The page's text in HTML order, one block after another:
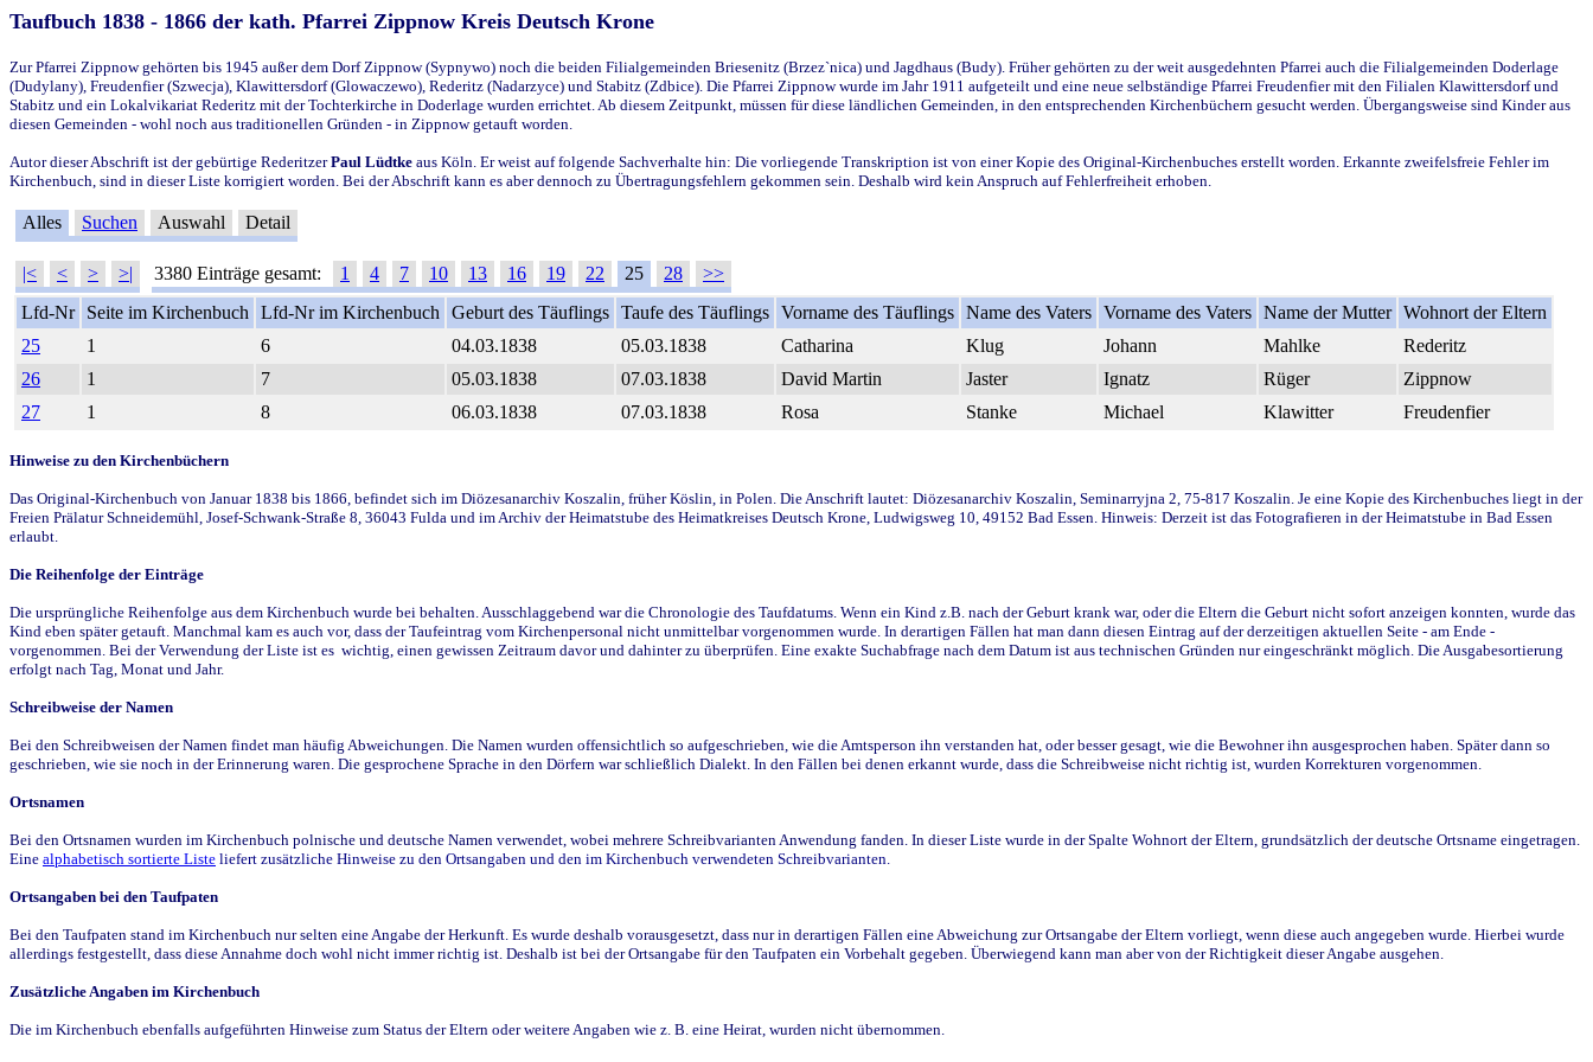
Taufbuch 1838 - 1866 der kath. Pfarrei Zippnow Kreis Deutsch Krone
Zur Pfarrei Zippnow gehörten bis 1945 außer dem Dorf Zippnow (Sypnywo) noch die beiden Filialgemeinden Briesenitz (Brzez`nica) und Jagdhaus (Budy). Früher gehörten zu der weit ausgedehnten Pfarrei auch die Filialgemeinden Doderlage
(Dudylany), Freudenfier (Szwecja), Klawittersdorf (Glowaczewo), Rederitz (Nadarzyce) und Stabitz (Zdbice). Die Pfarrei Zippnow wurde im Jahr 1911 aufgeteilt und eine neue selbständige Pfarrei Freudenfier mit den Filialen Klawittersdorf und
Stabitz und ein Lokalvikariat Rederitz mit der Tochterkirche in Doderlage wurden errichtet. Ab diesem Zeitpunkt, müssen für diese ländlichen Gemeinden, in den entsprechenden Kirchenbüchern gesucht werden. Übergangsweise sind Kinder aus
diesen Gemeinden - wohl noch aus traditionellen Gründen - in Zippnow getauft worden.
Autor dieser Abschrift ist der gebürtige RederitzerPaul Lüdtke aus Köln. Er weist auf folgende Sachverhalte hin: Die vorliegende Transkription ist von einer Kopie des Original-Kirchenbuches erstellt worden. Erkannte zweifelsfreie Fehler im
Kirchenbuch, sind in dieser Liste korrigiert worden. Bei der Abschrift kann es aber dennoch zu Übertragungsfehlern gekommen sein. Deshalb wird kein Anspruch auf Fehlerfreiheit erhoben.
Alles Suchen Auswahl Detail
|< < > >| 3380 Einträge gesamt: 1 4 7 10 13 16 19 22 25 28
>>
Lfd-Nr
Seite im Kirchenbuch Lfd-Nr im Kirchenbuch Geburt des Täuflings Taufe des Täuflings Vorname des Täuflings Name des Vaters Vorname des Vaters Name der Mutter Wohnort der Eltern
25
1 6 04.03.1838 05.03.1838 Catharina Klug Johann Mahlke
Rederitz
26
1 7 05.03.1838 07.03.1838 David Martin Jaster Ignatz Rüger
Zippnow
27
1 8 06.03.1838 07.03.1838 Rosa Stanke Michael Klawitter Freudenfier
Hinweise zu den Kirchenbüchern
Das Original-Kirchenbuch von Januar 1838 bis 1866, befindet sich im Diözesanarchiv Koszalin, früher Köslin, in Polen. Die Anschrift lautet: Diözesanarchiv Koszalin, Seminarryjna 2, 75-817 Koszalin. Je eine Kopie des Kirchenbuches liegt in der
Freien Prälatur Schneidemühl, Josef-Schwank-Straße 8, 36043 Fulda und im Archiv der Heimatstube des Heimatkreises Deutsch Krone, Ludwigsweg 10, 49152 Bad Essen. Hinweis: Derzeit ist das Fotografieren in der Heimatstube in Bad Essen
erlaubt.
Die Reihenfolge der Einträge
Die ursprüngliche Reihenfolge aus dem Kirchenbuch wurde bei behalten. Ausschlaggebend war die Chronologie des Taufdatums. Wenn ein Kind z.B. nach der Geburt krank war, oder die Eltern die Geburt nicht sofort anzeigen konnten, wurde das
Kind eben später getauft. Manchmal kam es auch vor, dass der Taufeintrag vom Kirchenpersonal nicht unmittelbar vorgenommen wurde. In derartigen Fällen hat man dann diesen Eintrag auf der derzeitigen aktuellen Seite - am Ende -
vorgenommen. Bei der Verwendung der Liste ist es wichtig, einen gewissen Zeitraum davor und dahinter zu überprüfen. Eine exakte Suchabfrage nach dem Datum ist aus technischen Gründen nur eingeschränkt möglich. Die Ausgabesortierung
erfolgt nach Tag, Monat und Jahr.
Schreibweise der Namen
Bei den Schreibweisen der Namen findet man häufig Abweichungen. Die Namen wurden offensichtlich so aufgeschrieben, wie die Amtsperson ihn verstanden hat, oder besser gesagt, wie die Bewohner ihn ausgesprochen haben. Später dann so
geschrieben, wie sie noch in der Erinnerung waren. Die gesprochene Sprache in den Dörfern war schließlich Dialekt. In den Fällen bei denen erkannt wurde, dass die Schreibweise nicht richtig ist, wurden Korrekturen vorgenommen.
Ortsnamen
Bei den Ortsnamen wurden im Kirchenbuch polnische und deutsche Namen verwendet, wobei mehrere Schreibvarianten Anwendung fanden. In dieser Liste wurde in der Spalte Wohnort der Eltern, grundsätzlich der deutsche Ortsname eingetragen.
Eine alphabetisch sortierte Liste liefert zusätzliche Hinweise zu den Ortsangaben und den im Kirchenbuch verwendeten Schreibvarianten.
Ortsangaben bei den Taufpaten
Bei den Taufpaten stand im Kirchenbuch nur selten eine Angabe der Herkunft. Es wurde deshalb vorausgesetzt, dass nur in derartigen Fällen eine Abweichung zur Ortsangabe der Eltern vorliegt, wenn diese auch angegeben wurde. Hierbei wurde
allerdings festgestellt, dass diese Annahme doch wohl nicht immer richtig ist. Deshalb ist bei der Ortsangabe für den Taufpaten ein Vorbehalt gegeben. Überwiegend kann man aber von der Richtigkeit dieser Angabe ausgehen.
Zusätzliche Angaben im Kirchenbuch
Die im Kirchenbuch ebenfalls aufgeführten Hinweise zum Status der Eltern oder weitere Angaben wie z. B. eine Heirat, wurden nicht übernommen.